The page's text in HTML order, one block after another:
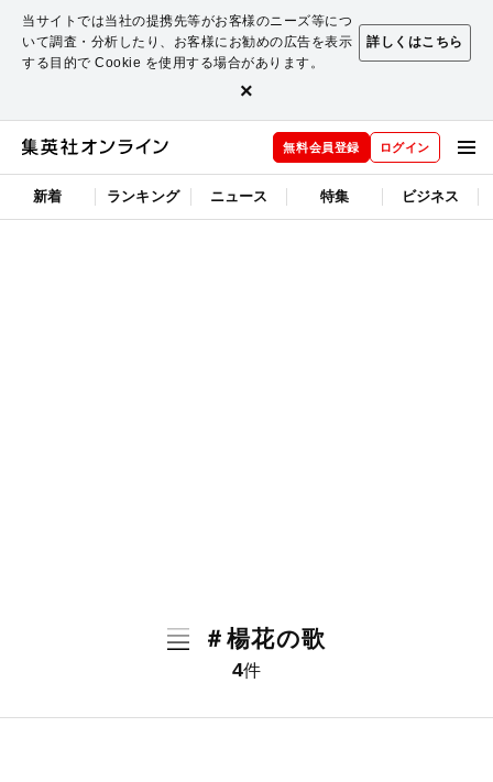
当サイトでは当社の提携先等がお客様のニーズ等につ
いて調査・分析したり、お客様にお勧めの広告を表示
する目的で Cookie を使用する場合があります。
詳しくはこちら
×
無料会員登録 ログイン
新着 ランキング ニュース 特集 ビジネス
＃楊花の歌
4件